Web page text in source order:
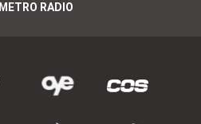
RADIO